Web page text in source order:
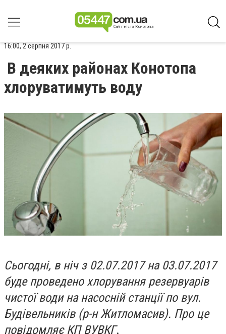
16:00, 2 серпня 2017 р.
В деяких районах Конотопа
хлоруватимуть воду
Сьогодні, в ніч з 02.07.2017 на 03.07.2017
буде проведено хлорування резервуарів
чистої води на насосній станції по вул.
Будівельників (р-н Житломасив). Про це
повідомляє КП ВУВКГ.